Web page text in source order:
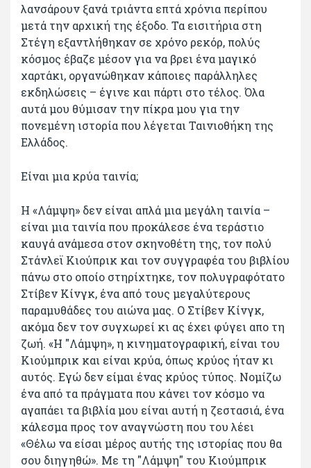
λανσάρουν ξανά τριάντα επτά χρόνια περίπου
μετά την αρχική της έξοδο. Τα εισιτήρια στη
Στέγη εξαντλήθηκαν σε χρόνο ρεκόρ, πολύς
κόσμος έβαζε μέσον για να βρει ένα μαγικό
χαρτάκι, οργανώθηκαν κάποιες παράλληλες
εκδηλώσεις – έγινε και πάρτι στο τέλος. Όλα
αυτά μου θύμισαν την πίκρα μου για την
πονεμένη ιστορία που λέγεται Ταινιοθήκη της
Ελλάδος.
Είναι μια κρύα ταινία;
Η «Λάμψη» δεν είναι απλά μια μεγάλη ταινία –
είναι μια ταινία που προκάλεσε ένα τεράστιο
καυγά ανάμεσα στον σκηνοθέτη της, τον πολύ
Στάνλεϊ Κιούπρικ και τον συγγραφέα του βιβλίου
πάνω στο οποίο στηρίχτηκε, τον πολυγραφότατο
Στίβεν Κίνγκ, ένα από τους μεγαλύτερους
παραμυθάδες του αιώνα μας. Ο Στίβεν Κίνγκ,
ακόμα δεν τον συγχωρεί κι ας έχει φύγει απο τη
ζωή. «Η "Λάμψη», η κινηματογραφική, είναι του
Κιούμπρικ και είναι κρύα, όπως κρύος ήταν κι
αυτός. Εγώ δεν είμαι ένας κρύος τύπος. Νομίζω
ένα από τα πράγματα που κάνει τον κόσμο να
αγαπάει τα βιβλία μου είναι αυτή η ζεστασιά, ένα
κάλεσμα προς τον αναγνώστη που του λέει
«Θέλω να είσαι μέρος αυτής της ιστορίας που θα
σου διηγηθώ». Με τη "Λάμψη" του Κιούμπρικ